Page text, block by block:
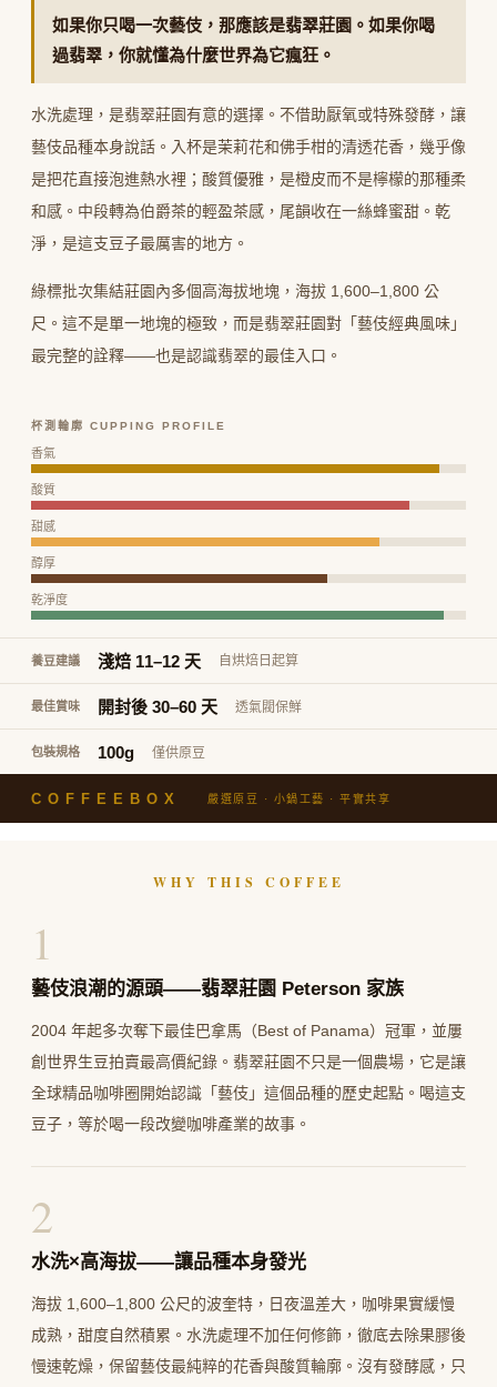
如果你只喝一次藝伎，那應該是翡翠莊園。如果你喝
過翡翠，你就懂為什麼世界為它瘋狂。
水洗處理，是翡翠莊園有意的選擇。不借助厭氧或特殊發酵，讓
藝伎品種本身說話。入杯是茉莉花和佛手柑的清透花香，幾乎像
是把花直接泡進熱水裡；酸質優雅，是橙皮而不是檸檬的那種柔
和感。中段轉為伯爵茶的輕盈茶感，尾韻收在一絲蜂蜜甜。乾
淨，是這支豆子最厲害的地方。
綠標批次集結莊園內多個高海拔地塊，海拔 1,600–1,800 公
尺。這不是單一地塊的極致，而是翡翠莊園對「藝伎經典風味」
最完整的詮釋——也是認識翡翠的最佳入口。
杯測輪廓 CUPPING PROFILE
香氣
酸質
甜感
醇厚
乾淨度
養豆建議 淺焙 11–12 天 自烘焙日起算
最佳賞味 開封後 30–60 天 透氣閥保鮮
包裝規格 100g 僅供原豆
COFFEEBOX 嚴選原豆 · 小鍋工藝 · 平實共享
WHY THIS COFFEE
1
藝伎浪潮的源頭——翡翠莊園 Peterson 家族
2004 年起多次奪下最佳巴拿馬（Best of Panama）冠軍，並屢
創世界生豆拍賣最高價紀錄。翡翠莊園不只是一個農場，它是讓
全球精品咖啡圈開始認識「藝伎」這個品種的歷史起點。喝這支
豆子，等於喝一段改變咖啡產業的故事。
2
水洗×高海拔——讓品種本身發光
海拔 1,600–1,800 公尺的波奎特，日夜溫差大，咖啡果實緩慢
成熟，甜度自然積累。水洗處理不加任何修飾，徹底去除果膠後
慢速乾燥，保留藝伎最純粹的花香與酸質輪廓。沒有發酵感，只